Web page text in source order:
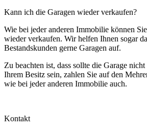
Kann ich die Garagen wieder verkaufen?
Wie bei jeder anderen Immobilie können
wieder verkaufen. Wir helfen Ihnen sogar
Bestandskunden gerne Garagen auf.
Zu beachten ist, dass sollte die Garage
Ihrem Besitz sein, zahlen Sie auf den
wie bei jeder anderen Immobilie auch.
Kontakt